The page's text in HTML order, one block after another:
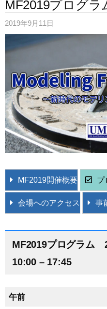
MF2019プログラ
2019年9月11日
MF2019開催概要 プ
会場へのアクセス 事
MF2019プログラム
10:00 – 17:45
午前